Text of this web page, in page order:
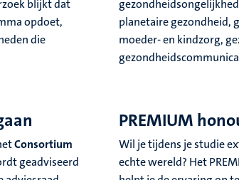
blijkt dat
opdoet,
die
planetaire gezondheid,
moeder- en kindzorg,
Consortium
geadviseerd
PREMIUM
Wil je tijdens je studie
echte wereld? Het